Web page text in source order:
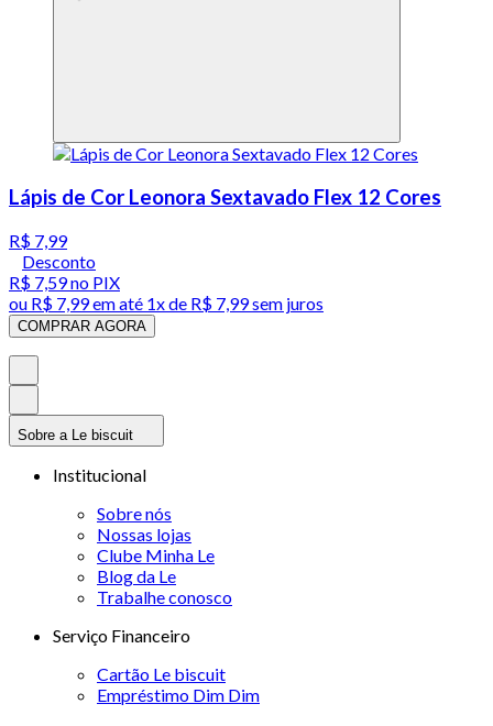
Lápis de Cor Leonora Sextavado Flex 12 Cores
R$ 7,99
Desconto
R$ 7,59no PIX
ou R$ 7,99em até 1x de R$ 7,99sem juros
COMPRAR AGORA
Sobre a Le biscuit
Institucional
Sobre nós
Nossas lojas
Clube Minha Le
Blog da Le
Trabalhe conosco
Serviço Financeiro
Cartão Le biscuit
Empréstimo Dim Dim